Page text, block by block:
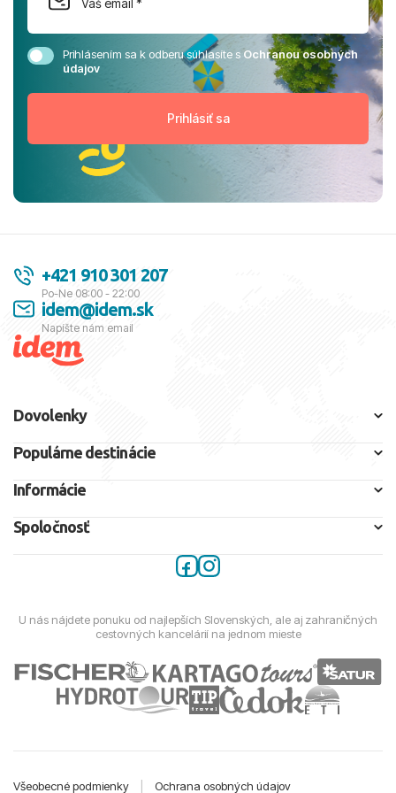
Prihlásením sa k odberu súhlasíte sOchranou osobných
údajov
+421 910 301 207
Po-Ne 08:00 - 22:00
idem@idem.sk
Napíšte nám email
Dovolenky
Populárne destinácie
Informácie
Spoločnosť
U nás nájdete ponuku od najlepších Slovenských, ale aj zahraničných
cestovných kancelárií na jednom mieste
Všeobecné podmienky Ochrana osobných údajov